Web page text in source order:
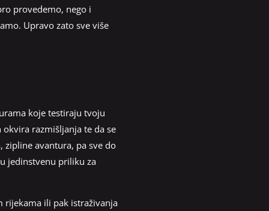
provedemo, nego i
Upravo zato sve više
koje testiraju tvoju
razmišljanja te da se
avantura, pa sve do
jedinstvenu priliku za
rijekama ili pak istraživanja